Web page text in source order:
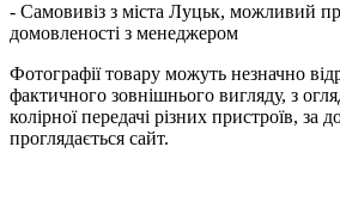
- Самовивіз з міста Луцьк, можливий
домовленості з менеджером
Фотографії товару можуть незначно
фактичного зовнішнього вигляду, з
колірної передачі різних пристроїв, за
проглядається сайт.